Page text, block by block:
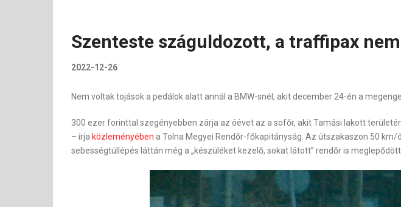
Szenteste száguldozott, a traffipax
2022-12-26
Nem voltak tojások a pedálok alatt annál a BMW-snél, akit december 24-én a
300 ezer forinttal szegényebben zárja az óévet az a sofőr, akit Tamási lakott
– írja közleményében a Tolna Megyei Rendőr-főkapitányság. Az útszakaszon 50
sebességtúllépés láttán még a „készüléket kezelő, sokat látott” rendőr is meglepődött.